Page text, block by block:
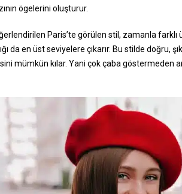
ögelerini oluşturur.
Paris’te görülen stil, zamanla farklı
da en üst seviyelere çıkarır. Bu stilde doğru,
mümkün kılar. Yani çok çaba